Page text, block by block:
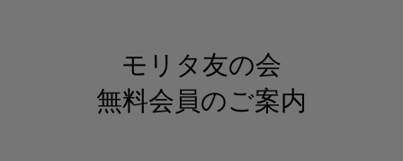
モリタ友の会
無料会員のご案内